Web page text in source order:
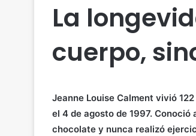
La
cuerpo,
Jeanne Louise Calment vivió
el 4 de agosto de 1997.
chocolate y nunca realizó